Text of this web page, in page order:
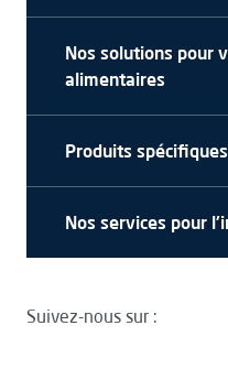
Nos solutions pour
alimentaires
Produits spécifiques
Nos services pour
Suivez-nous sur :